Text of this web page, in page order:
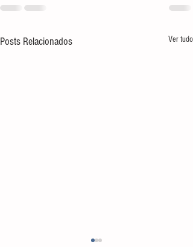
Posts Relacionados Ver tudo